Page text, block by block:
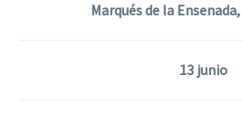
Marqués de la
13 junio